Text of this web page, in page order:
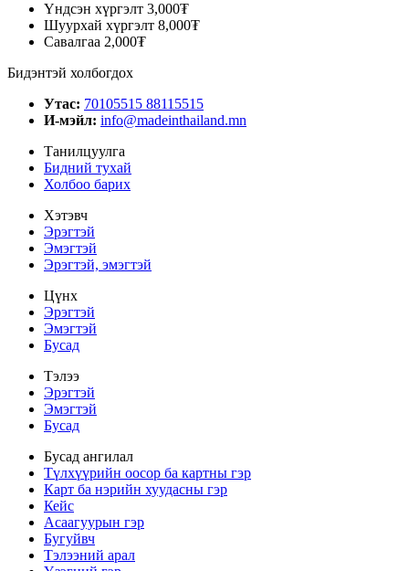
Үндсэн хүргэлт 3,000₮
Шуурхай хүргэлт 8,000₮
Савалгаа 2,000₮
Бидэнтэй холбогдох
Утас: 70105515 88115515
И-мэйл: info@madeinthailand.mn
Танилцуулга
Бидний тухай
Холбоо барих
Хэтэвч
Эрэгтэй
Эмэгтэй
Эрэгтэй, эмэгтэй
Цүнх
Эрэгтэй
Эмэгтэй
Бусад
Тэлээ
Эрэгтэй
Эмэгтэй
Бусад
Бусад ангилал
Түлхүүрийн оосор ба картны гэр
Карт ба нэрийн хуудасны гэр
Кейс
Асаагуурын гэр
Бугуйвч
Тэлээний арал